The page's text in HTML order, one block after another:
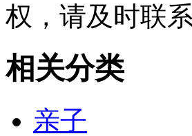
权，请及时联
相关分类
亲子